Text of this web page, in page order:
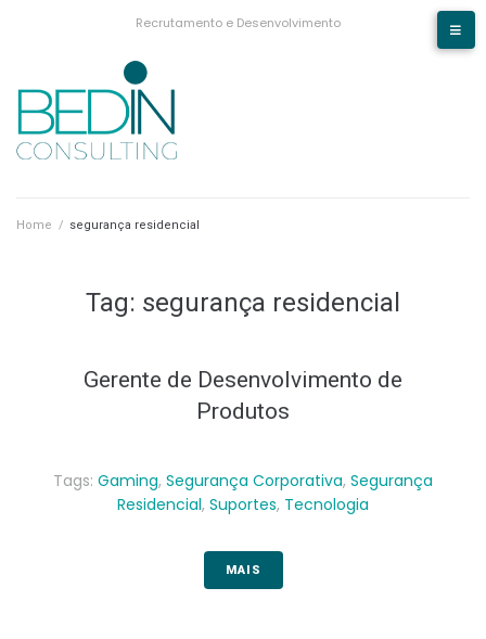
Recrutamento e Desenvolvimento
Home / segurança residencial
Tag: segurança residencial
Gerente de Desenvolvimento de
Produtos
Tags: Gaming, Segurança Corporativa, Segurança
Residencial, Suportes, Tecnologia
MAIS